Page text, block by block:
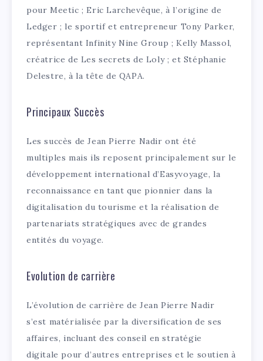
pour Meetic ; Eric Larchevêque, à l’origine de
Ledger ; le sportif et entrepreneur Tony Parker,
représentant Infinity Nine Group ; Kelly Massol,
créatrice de Les secrets de Loly ; et Stéphanie
Delestre, à la tête de QAPA.
Principaux Succès
Les succès de Jean Pierre Nadir ont été
multiples mais ils reposent principalement sur le
développement international d’Easyvoyage, la
reconnaissance en tant que pionnier dans la
digitalisation du tourisme et la réalisation de
partenariats stratégiques avec de grandes
entités du voyage.
Evolution de carrière
L’évolution de carrière de Jean Pierre Nadir
s’est matérialisée par la diversification de ses
affaires, incluant des conseil en stratégie
digitale pour d’autres entreprises et le soutien à